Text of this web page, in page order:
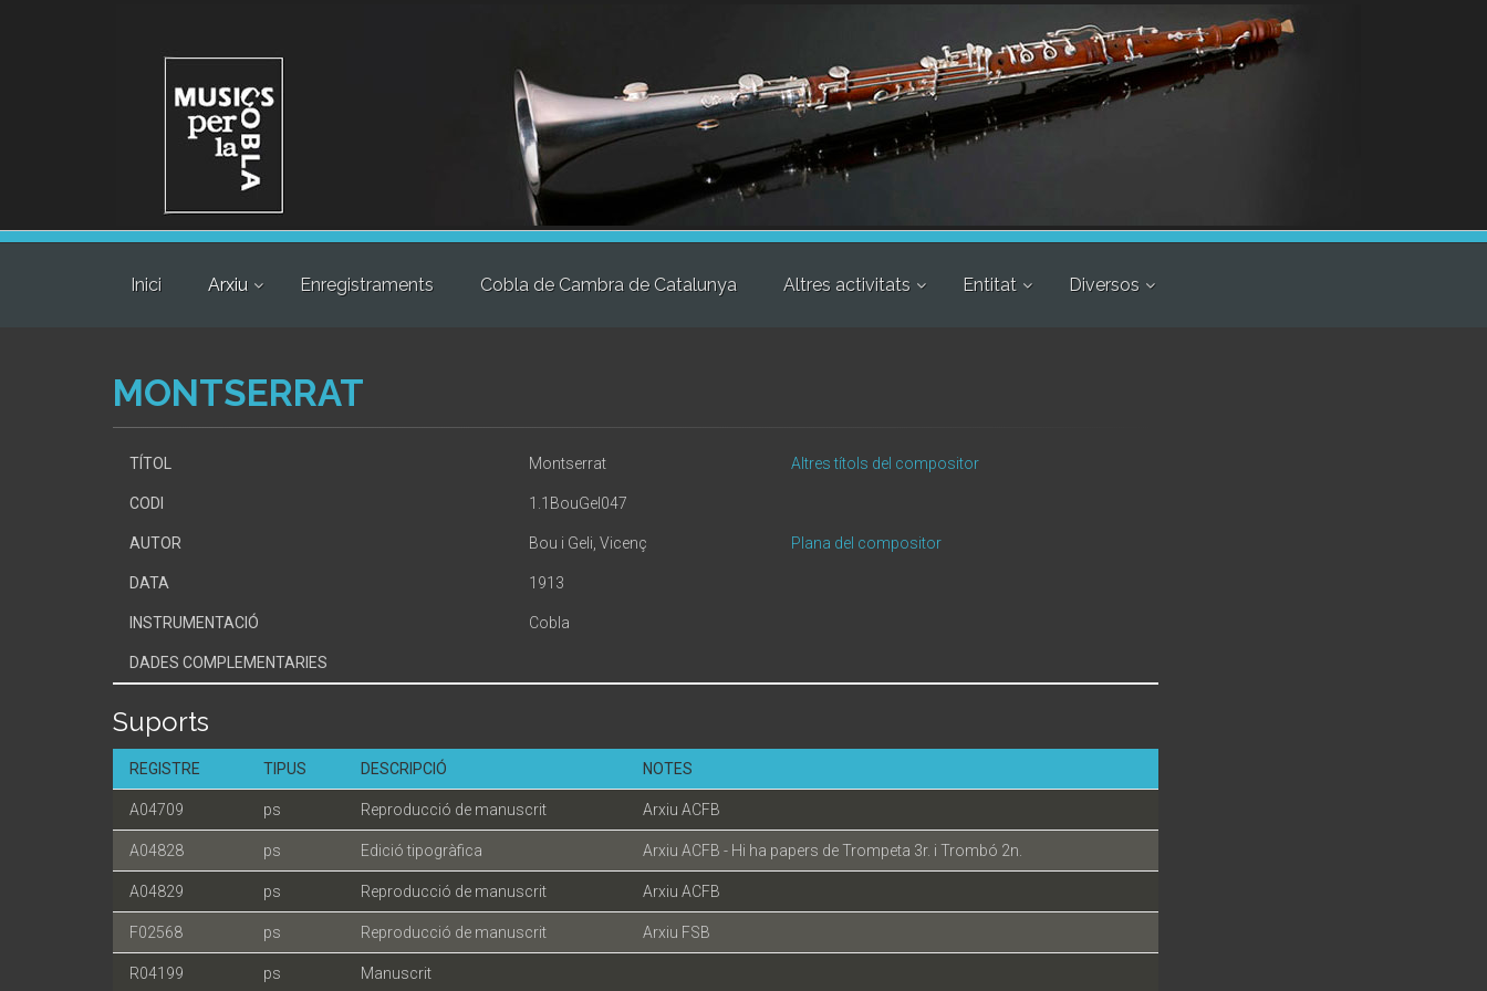
Inici Arxiu Enregistraments Cobla de Cambra de Catalunya Altres activitats Entitat Diversos
MONTSERRAT
TÍTOL Montserrat Altres títols del compositor
CODI 1.1BouGel047
AUTOR Bou i Geli, Vicenç Plana del compositor
DATA 1913
INSTRUMENTACIÓ Cobla
DADES COMPLEMENTARIES
Suports
REGISTRE TIPUS DESCRIPCIÓ NOTES
A04709 ps Reproducció de manuscrit Arxiu ACFB
A04828 ps Edició tipogràfica Arxiu ACFB - Hi ha papers de Trompeta 3r. i Trombó 2n.
A04829 ps Reproducció de manuscrit Arxiu ACFB
F02568 ps Reproducció de manuscrit Arxiu FSB
R04199 ps Manuscrit